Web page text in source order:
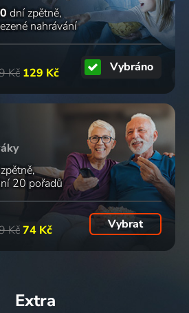
dní zpětně
nahrávání
Kč 129 Kč Vybráno
20 pořadů
Kč74 Kč Vybrat
Extra